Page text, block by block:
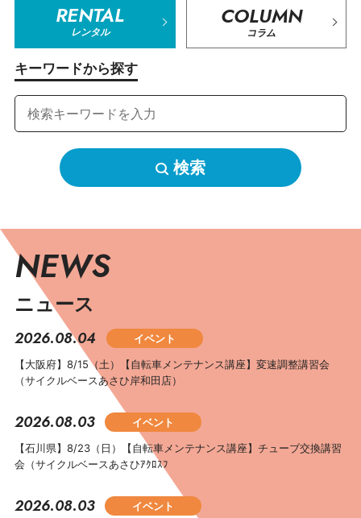
RENTAL
レンタル
COLUMN
コラム
キーワードから探す
検索
NEWS
ニュース
2026.08.04
イベント
【大阪府】8/15（土）【自転車メンテナンス講座】変速調整講習会
（サイクルベースあさひ岸和田店）
2026.08.03
イベント
【石川県】8/23（日）【自転車メンテナンス講座】チューブ交換講習
会（サイクルベースあさひｱｸﾛｽﾌ
2026.08.03
イベント